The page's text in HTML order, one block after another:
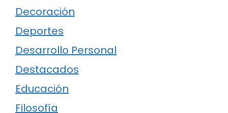
Decoración
Deportes
Desarrollo Personal
Destacados
Educación
Filosofía